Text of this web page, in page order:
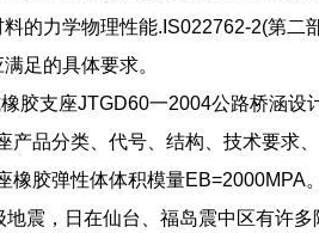
的力学物理性能.IS022762-2(第
足的具体要求。
胶支座JTGD60一2004公路桥涵
产品分类、代号、结构、技术要求
胶弹性体体积模量EB=2000MPA。
地震，日在仙台、福岛震中区有许